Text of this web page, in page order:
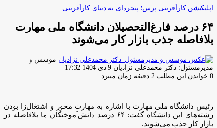
اپلیکیشن کارآفرینی پرس؛ پنجره‌ای به دنیای کارآفرینی
۶۴ درصد فارغ‌التحصیلان دانشگاه ملی مهارت
بلافاصله جذب بازار کار می‌شوند
موسس و
مدیرمسئول: دکتر محمدعلی نژادیان ارسال
ایمیل
9 دی 1404 17:32
0 خواندن این مطلب 2 دقیقه زمان میبرد
رئیس دانشگاه ملی مهارت با اشاره به مهارت محور و اشتغال‌زا بودن
رشته‌های این دانشگاه گفت: ۶۴ درصد دانش‌آموختگان ما بلافاصله در
بازار کار جذب می‌شوند.